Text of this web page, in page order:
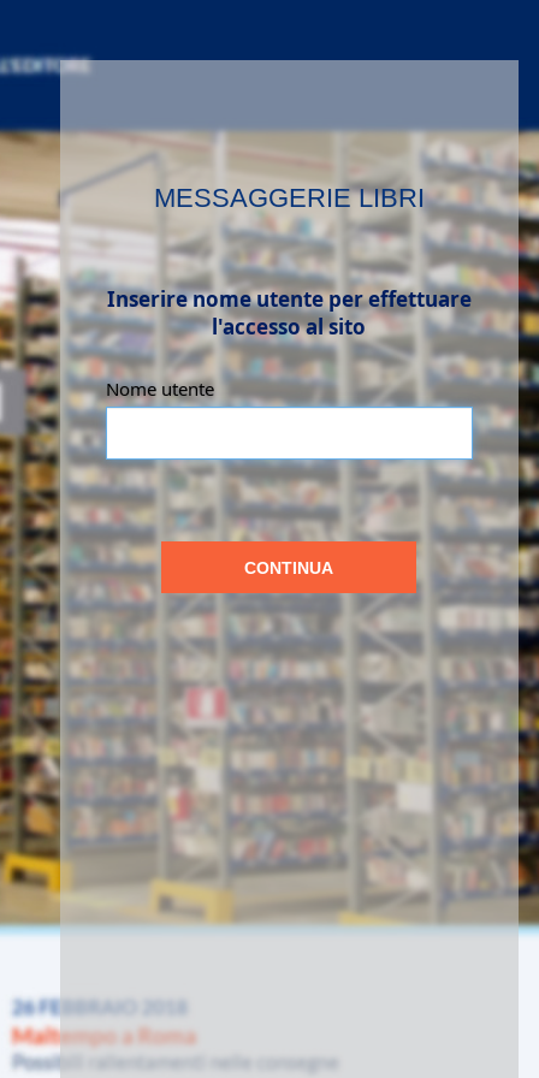
MESSAGGERIE LIBRI
Inserire nome utente per effettuare
l'accesso al sito
Nome utente
CONTINUA